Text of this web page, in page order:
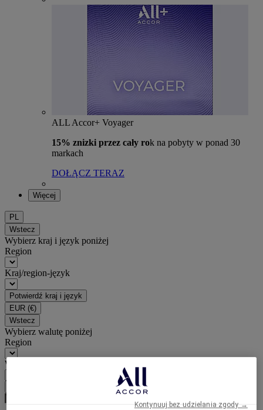
ALL Accor+ Voyager
15% znizki przez cały rok na pobyty w ponad 30
markach
DOŁĄCZ TERAZ
Więcej
PL
Wstecz
Wybierz kraj i język poniżej
Region
Kraj/region-język
Potwierdź kraj i język
EUR (€)
Wstecz
Wybierz walutę poniżej
Region
Waluta
Kontynuuj bez udzielania zgody →